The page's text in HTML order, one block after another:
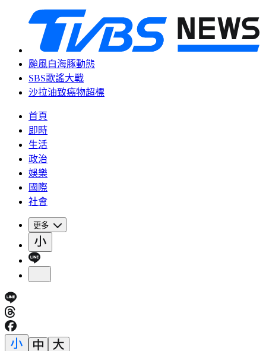
颱風白海豚動態
SBS歌謠大戰
沙拉油致癌物超標
首頁
即時
生活
政治
娛樂
國際
社會
更多